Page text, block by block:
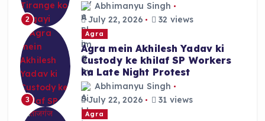
2
Abhimanyu Singh
July 22, 2026
32 views
3
Agra
Agra mein Akhilesh Yadav ki
Custody ke khilaf SP Workers
ka Late Night Protest
Abhimanyu Singh
July 22, 2026
31 views
Agra